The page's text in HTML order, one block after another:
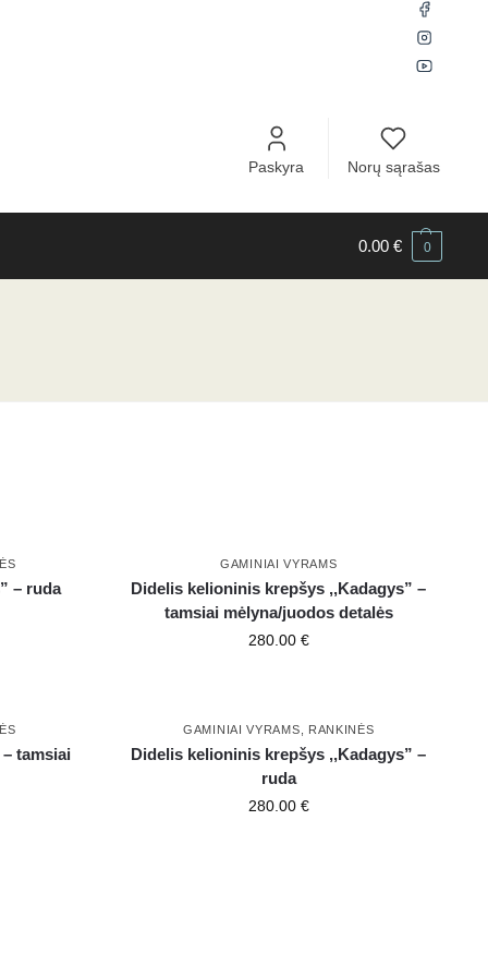
Paskyra Norų sąrašas
0.00€ 0
– ruda
GAMINIAI VYRAMS
Didelis kelioninis krepšys ,,Kadagys” –
tamsiai mėlyna/juodos detalės
280.00 €
tamsiai
GAMINIAI VYRAMS RANKINĖS
Didelis kelioninis krepšys ,,Kadagys” –
ruda
280.00 €